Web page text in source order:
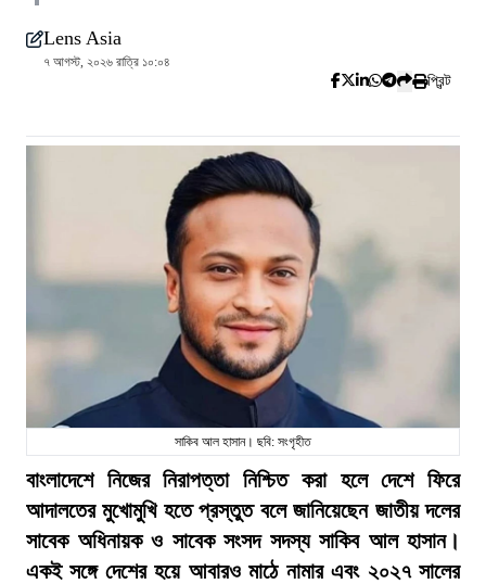
Lens Asia
৭ আগস্ট, ২০২৬ রাত্রি ১০:০৪
প্রিন্ট
সাকিব আল হাসান। ছবি: সংগৃহীত
বাংলাদেশে নিজের নিরাপত্তা নিশ্চিত করা হলে দেশে ফিরে
আদালতের মুখোমুখি হতে প্রস্তুত বলে জানিয়েছেন জাতীয় দলের
সাবেক অধিনায়ক ও সাবেক সংসদ সদস্য সাকিব আল হাসান।
একই সঙ্গে দেশের হয়ে আবারও মাঠে নামার এবং ২০২৭ সালের